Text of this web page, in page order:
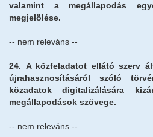
valamint a megállapodás
megjelölése.
-- nem releváns --
24. A közfeladatot ellátó szerv
újrahasznosításáról szóló
közadatok digitalizálására
megállapodások szövege.
-- nem releváns --